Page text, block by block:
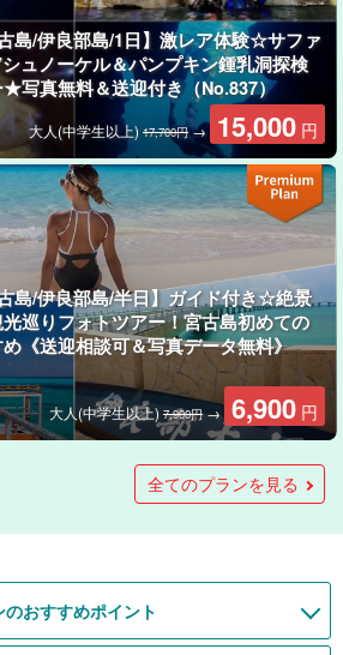
島/伊良部島/1日】激レア体験☆サファ
ュノーケル＆パンプキン鍾乳洞探検
写真無料＆送迎付き（No.837）
大人(中学生以上) 17,700円→ 15,000 円
島/伊良部島/半日】ガイド付き☆絶景
巡りフォトツアー！宮古島初めての
《送迎相談可＆写真データ無料》
大人(中学生以上) 7,900円→ 6,900 円
/伊良部島/1日】3歳からOK！煌めく
洞窟”シュノーケリング＆絶景ビーチ
写真無料＆送迎付き（No.836）
大人(中学生以上)15,800円→ 13,500 円
部島/1日】神秘的なサファイアケイ
ケリング＆シーマングローブSUP/カヤ
送迎付き（No.835）
大人(中学生以上)15,800円→ 13,500 円
部島/約2時間】新名所『サファイアケ
青の洞窟シュノーケリング＆洞窟探
迎相談可（No.832）
大人(中学生以上)7,900円→ 6,900 円
部島/約2時間】3歳からOK！豊かな生
の海とマングローブで楽しむカヤッ
迎相談可（No.834）
大人(中学生以上)8,900円→ 7,900 円
島/約2時間】当日予約OK！驚異の遭遇
リングツアー＜写真無料＆送迎相談可
大人(中学生以上)7,900円→ 6,900 円
島/半日】当日予約OK！神秘的スポッ
』を探検！ケイビング＆シーカヤック
相談可（No.931）
大人(中学生以上)12,000円→ 9,800 円
/当日予約OK】世界レベルの透明度！
シーカヤックツアー《写真無料＆送迎
団体にもおすすめ（No.933）
大人(中学生以上)8,900円→ 7,900 円
島】当日予約OK！世界トップレベル
チでSUPorカヤックツアー★写真無料
大人(中学生以上)8,900円→ 7,900 円
当日予約OK】宮古島の美ら海でSUP
歩くように楽しむ絶景ビーチSUPツア
談可》（No.932）
大人(中学生以上)8,900円→ 7,900 円
/当日予約OK】リアル天然水族館へダ
ルシュノーケリングツアー《写真無料
の方にオススメ（No.918）
大人(中学生以上)7,900円→ 6,900 円
切☆贅沢VIPチャータープラン＜写真
応◎自分たちのペースで♪団体旅行・社
9名様でご利用/1名様21,111 円
部島/約2時間】豊かな生態系に触れよ
の海とマングローブでジャングル
＆送迎相談可（No.833）
大人(中学生以上)8,900円→ 7,900 円
ミニバン自動車《最大7名乗り》カー
港／ホテル／港送迎／乗り捨て対応可
1日8,000 円
セダンタイプ自動車《最大5名乗り》
♪ 空港／ホテル／港送迎／乗り捨て対
1日7,000 円
間】当日予約OK☆宮古島でここだ
ル作り体験★即日持ち帰りOK！子連れ
にも《送迎相談可》（No.884）
【SALE】1名様9,800円→ 3,900 円
島/伊良部島/来間島/1日】ガイド付き
内観光巡りフォトツアー！宮古島初
おすすめ《送迎＆写真データ無料》
コンパクト自動車◆ルーミー・タン
り》カーナビ標準装備・空港送迎付き
当日7,000 円
軽自動車◆クリッパーリオ/日産《最
準装備・空港送迎付き（No.r30）
6,000 円
限定/1日】宮古諸島5島＆3大大橋の
☆バスガイド付き観光バスツアー＜日
なし＞（No.928）
【9月まで】大人（12歳以上）9,200 円
軽自動車◆スペーシアベース/スズキ
ビ標準装備・空港送迎付き（No.r29）
6,000 円
/1日】色彩豊かな人気の5大絶景スポ
ド付き観光バスツアー＜日帰り参加
【9月まで】大人（12歳以上）8,200 円
島/1日】ガイド付き☆絶景スポットを
トツアー！宮古島初めての方や女子旅
写真データ無料》（No.t-891）
1名様13,500 円
】ガイド付き☆絶景スポットを巡る島
ー！宮古島初めての方や女子旅にもお
写真データ無料》(No.t-890)
1名様7,900 円
間】当日予約OK☆宮古島でここだ
ル作り体験★即日持ち帰りOK！子連れ
にも《送迎相談可》（No.t-884）
1名様9,800 円
激レア体験☆サファイアケイブ”青の
ンプキン鍾乳洞探検＆シーカヤックツ
き（No.t-837）
1名様20,000 円
3歳からOK！煌めくサファイアケイ
ケリング＆絶景ビーチSUP/カヤックツ
き（No.t-836）
1名様17,700 円
なサファイアケイブ”青の洞窟”シュノ
グローブSUP/カヤックツアー★写真無
1名様15,800 円
歳からOK！豊かな生態系に触れよう☆
ーブで楽しむカヤックツアー★写真無
1名様7,900 円
かな生態系に触れよう☆安定感抜群！
ーブでジャングルSUPクルーズ★写真
1名様7,900 円
名所『サファイアケイブ』で大冒険☆
ーケリング＆洞窟探検ツアー★写真無
1名様8,900 円
！宮古島完全制覇プラン（SUP×シュ
カヌー）★写真撮影＆送迎可（No.t-
1名様25,600 円
ラン！絶景ビーチSUP＆パンプキン鍾
ー★写真撮影＆送迎可（No.t-910）
17,700 円
遭遇！ウミガメシュノーケル＆パンプ
ツアー★写真撮影＆送迎付き（No.t-
1名様17,700 円
コレ！絶景ビーチでSUP/カヌー＆ウ
グツアー★写真撮影＆送迎付き（No.t-
1名様15,800 円
日で2つ楽しめる☆選べるSUPorカヌ
ツアー《写真無料＆送迎相談可》
1名様14,000 円
約OK！神秘的スポット『パンプキン鍾
ング＆シーカヤックツアー★写真無料
1名様12,000 円
！世界トップレベルの海を満喫☆絶景
クツアー★写真無料＆送迎相談可
1名様8,900 円
予約OK！驚異の遭遇率♪ウミガメシュ
写真無料＆送迎相談可＞初心者歓迎
1名様7,900 円
ハイブリットカー《5人乗り》下地島
責補償込み・禁煙】（No.r42）
7,000 円
ミニバン◆アルファード／トヨタ《7
料送迎付き【免責補償込み・禁煙】
当日9,000 円
1BOXカー《7～8人乗り》下地島空港
償込み・禁煙】【免責補償込み・禁
当日9,000 円
軽自動車《4人乗り》下地島空港無料
み・禁煙】（No.r39）
5,000 円
コンパクトカー《5人乗り》下地島空
補償込み・禁煙】（No.r38）
5,000 円
ハイブリットカー《5人乗り》宮古空
補償込み・禁煙】（No.r37）
7,000 円
一般車◆アウディA4《5人乗り》宮古
責補償込み・禁煙・カーナビ付き】
当日7,000 円
軽自動車《4人乗り》宮古空港無料送
・禁煙】（No.r35）
5,000 円
コンパクトカー《5人乗り》宮古空港
償込み・禁煙】（No.r34）
5,000 円
ミニバン◆アルファード／トヨタ《7
送迎付き【免責補償込み・禁煙・カー
当日9,000 円
1BOXカー《7～8人乗り》宮古空港無
込み・禁煙】（No.r32）
9,000 円
】0歳から参加できる！天の川と一
カメラマンが撮影・満天星空フォト
大人（中学生以上）8,000 円
ー】贅沢貸切プラン★絶景ビーチで
シュノーケリングツアー★写真撮影＆
1〜5名様110,000 円
ーター】贅沢貸切プラン★宮古島の美
透明な海を歩くように楽しむ絶景ビー
料＆送迎相談可》（No.775）
1〜5名様70,000 円
ター】贅沢貸切プラン★世界レベルの
海で絶景シーカヤックツアー《写真無
れ家族・団体にもおすすめ（No.774）
1〜5名様70,000 円
日産セレナ・ホワイト《最大7名乗
古空港・各ホテルへの無料送迎・荷物
当日10,000 円
日産セレナ・ブラック《最大7名乗
古空港・各ホテルへの無料送迎・荷物
当日10,000 円
メルセデスベンツSLK200カーボンル
大2名乗り》カーナビ付き＜宮古空港・
・荷物の無料配達サービスあり＞
Jeep ラングラーアンリミテッドサハ
ナビ付き＜宮古空港・各ホテルへの無
達サービスあり＞（No.r45）
当日16,000 円
MINI ミニクーパーコンバーチブル
《最大4名乗り》カーナビ付き＜宮古空
送迎・荷物の無料配達サービスあり＞
クトゥクで島民ガイドと島内観光☆絶
ライブ♪《0歳〜OK・写真データ付き・
大人（16歳〜）6,500 円
イブ＆ランチ付き！ふたり旅ロケフォ
撮も可能◎当日納品で旅先からシェア
1名様（1～2名まで）9,000 円
ピクシススペース（トヨタ）《最大4
古空港・各ホテルへの無料送迎・荷物
当日5,000 円
スズキ スティングレー《最大4名乗
港・各ホテルへの無料送迎・荷物の無
当日5,000 円
ムーブ（ダイハツ）《最大4名乗り》
各ホテルへの無料送迎・荷物の無料配
当日3,000 円
レンタカー】ビートル（フォルクス
り》カーナビ付き＜宮古空港・各ホテ
の無料配達サービスあり＞（No.r10）
当日10,000 円
エルグランド（日産）《最大7名乗
古空港・各ホテルへの無料送迎・荷物
当日13,000 円
TOYOTAアイシス（ネイビー）《最大
ビ付き》＜宮古空港・各ホテルへの無
達サービスあり＞（No.r56）
当日8,000 円
日産ノート（レッド）《最大5名乗
古空港・各ホテルへの無料送迎・荷物
当日4,000 円
1組だけの贅沢体験！人力車で行くサ
ジング☆《写真撮影付き・送迎あり》
1組25,000 円
宮古島/約1時間】車では味わえない！
る絶景体験☆《写真撮影付き・送迎あ
1名様12,000 円
宮古島/約1時間】のんびり南国散歩♪
イツ文化村周遊ツアー☆《写真撮影付
1名様12,000 円
99歳OK！ユニの浜シンプル＜送迎のみ
ドローン撮影なしでお得《1名様参加
大人（12歳以上）6,300 円
遭遇率99%☆ジャングルナイトツアー
日予約◎《0歳からOK・無料送迎あ
1名様5,900 円
型クルーザーで行く☆2ボードファン
須＞追加ダイブ可《温水シャワー完
1名様（15歳以上）18,700 円
＆ブランクダイバー向け☆地形専門ガ
ンダイビング3本《洞窟・ドロップオ
ンタル込/ライセンス必須（No.729）
1名様25,300 円
からOK！少人数制のボート体験ダイ
ストポイントへ♪《器材込み・送迎付
1名様（10歳〜59歳）19,800 円
全てのプランを見る
おすすめポイント